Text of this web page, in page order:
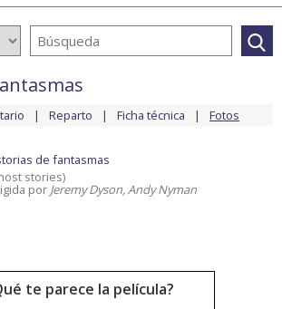
Reparto Ficha técnica Fotos
de fantasmas
stories)
por Jeremy Dyson, Andy Nyman
te parece la película?